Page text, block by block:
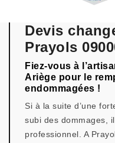
Devis
Prayols
Fiez-vous à
Ariège pour le
endommagées !
Si à la suite d’une
subi des dommages,
professionnel. A